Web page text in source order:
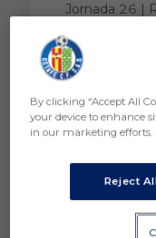
Jornada 26 |
By clicking “Accept All
your device to enhance
in our marketing efforts.
Reject